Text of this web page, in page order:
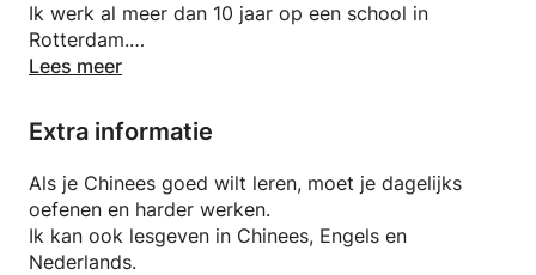
Ik werk al meer dan 10 jaar op een school in
Rotterdam.
literatuur en spreek standaard Mandarijn.
Ik kom uit Peking, waar het Mandarijn zijn oorsprong
vindt. Naast het spreken en schrijven van Chinees,
kan ik ook lesgeven.
We leren je pinyin en begeleiden je ook bij de HSK-
examens.
Lees meer
Extra informatie
Als je Chinees goed wilt leren, moet je dagelijks
oefenen en harder werken.
Ik kan ook lesgeven in Chinees, Engels en
Nederlands.